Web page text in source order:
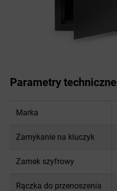
Parametry techniczne
Marka
Zamykanie na kluczyk
Zamek szyfrowy
Rączka do przenoszenia